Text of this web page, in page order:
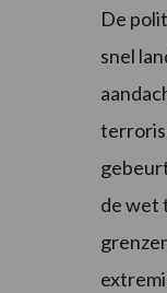
De
snel
de wet